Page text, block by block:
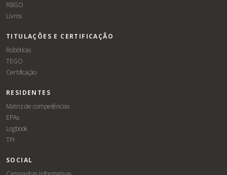
RBGO
Livros
TITULAÇÕES E CERTIFICAÇÃO
Robóticas
TEGO
Certificação
RESIDENTES
Matriz de competências
EPAs
Logbook
TPI
SOCIAL